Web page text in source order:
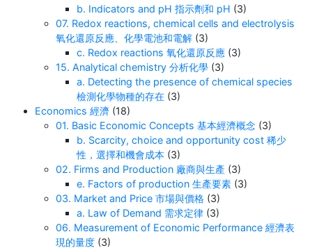
b. Indicators and pH 指示劑和 pH (3)
07. Redox reactions, chemical cells and electrolysis
氧化還原反應、化學電池和電解 (3)
c. Redox reactions 氧化還原反應 (3)
15. Analytical chemistry 分析化學 (3)
a. Detecting the presence of chemical species
檢測化學物種的存在 (3)
Economics 經濟 (18)
01. Basic Economic Concepts 基本經濟概念 (3)
b. Scarcity, choice and opportunity cost 稀少
性，選擇和機會成本 (3)
02. Firms and Production 廠商與生產 (3)
e. Factors of production 生產要素 (3)
03. Market and Price 市場與價格 (3)
a. Law of Demand 需求定律 (3)
06. Measurement of Economic Performance 經濟表
現的量度 (3)